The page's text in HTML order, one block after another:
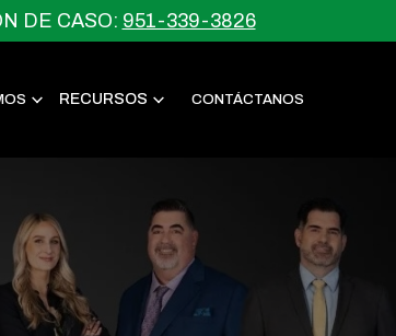
DE CASO: 951-339-3826
RECURSOS CONTÁCTANOS